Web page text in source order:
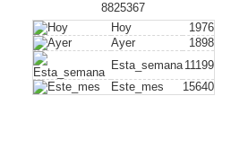
8825367
Hoy
1976
Ayer
1898
Esta_semana 11199
Este_mes
15640